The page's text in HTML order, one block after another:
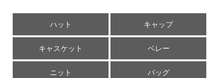
ハット キャップ
キャスケット ベレー
ニット バッグ